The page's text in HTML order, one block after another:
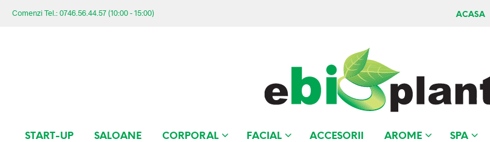
Comenzi Tel.: 0746.56.44.57 (10:00 - 15:00) ACASA
START-UP SALOANE CORPORAL FACIAL ACCESORII AROME SPA